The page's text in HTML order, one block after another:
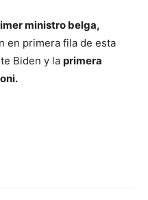
ministro belga,
en primera fila de esta
Biden y la primera